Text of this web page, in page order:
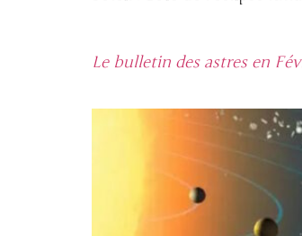
Le bulletin des astres en